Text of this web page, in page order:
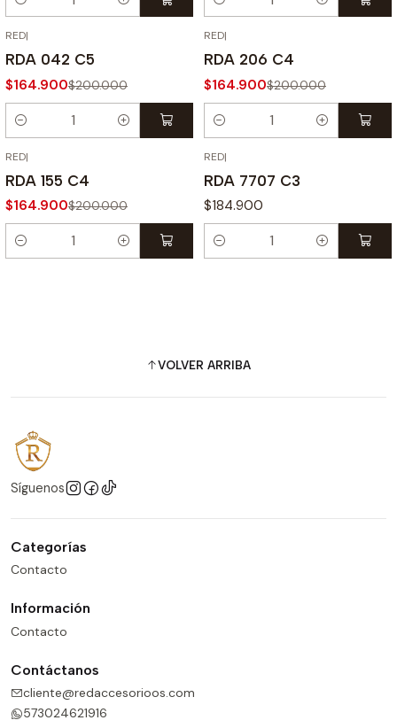
Cantidad Cantidad
RED|
RDA 042 C5
$164.900$200.000
Cantidad
RED|
RDA 206 C4
$164.900$200.000
Cantidad
RED|
RDA 155 C4
$164.900$200.000
Cantidad
RED|
RDA 7707 C3
$184.900
Cantidad
VOLVER ARRIBA
Síguenos
Categorías
Contacto
Información
Contacto
Contáctanos
cliente@redaccesorioos.com
573024621916